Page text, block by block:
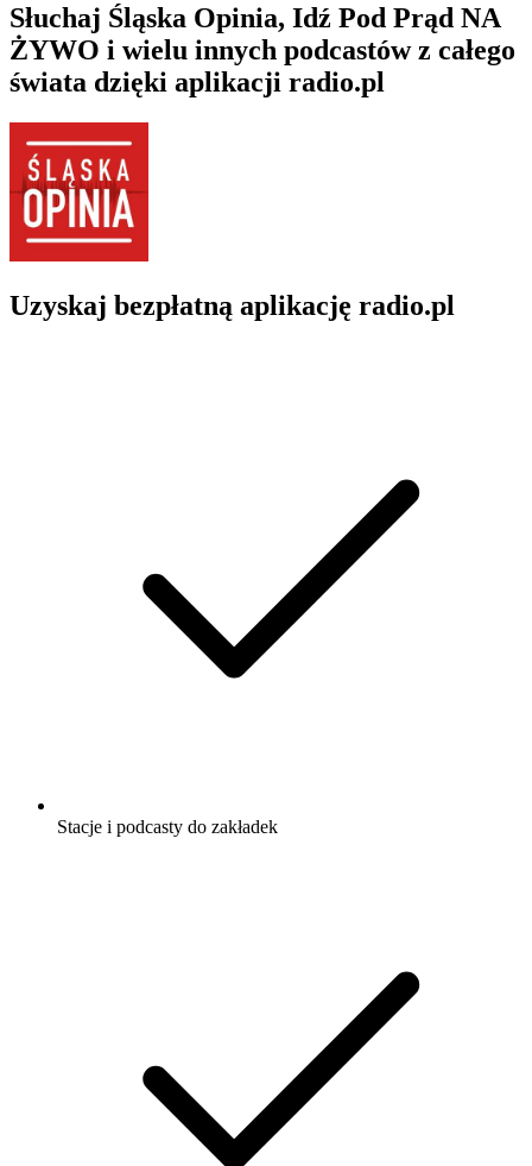
Słuchaj Śląska Opinia, Idź Pod Prąd NA
ŻYWO i wielu innych podcastów z całego
świata dzięki aplikacji radio.pl
Uzyskaj bezpłatną aplikację radio.pl
Stacje i podcasty do zakładek